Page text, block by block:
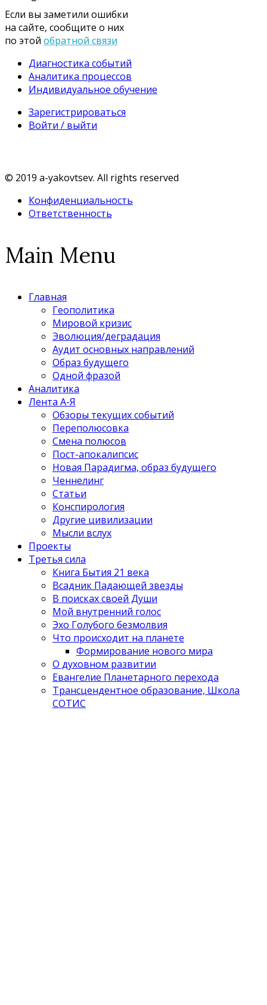
Если вы заметили ошибки
на сайте, сообщите о них
по этой обратной связи
Диагностика событий
Аналитика процессов
Индивидуальное обучение
Зарегистрироваться
Войти / выйти
© 2019 a-yakovtsev. All rights reserved
Конфиденциальность
Ответственность
Main Menu
Главная
Геополитика
Мировой кризис
Эволюция/деградация
Аудит основных направлений
Образ будущего
Одной фразой
Аналитика
Лента А-Я
Обзоры текущих событий
Переполюсовка
Смена полюсов
Пост-апокалипсис
Новая Парадигма, образ будущего
Ченнелинг
Статьи
Конспирология
Другие цивилизации
Мысли вслух
Проекты
Третья сила
Книга Бытия 21 века
Всадник Падающей звезды
В поисках своей Души
Мой внутренний голос
Эхо Голубого безмолвия
Что происходит на планете
Формирование нового мира
О духовном развитии
Евангелие Планетарного перехода
Трансцендентное образование, Школа
СОТИС